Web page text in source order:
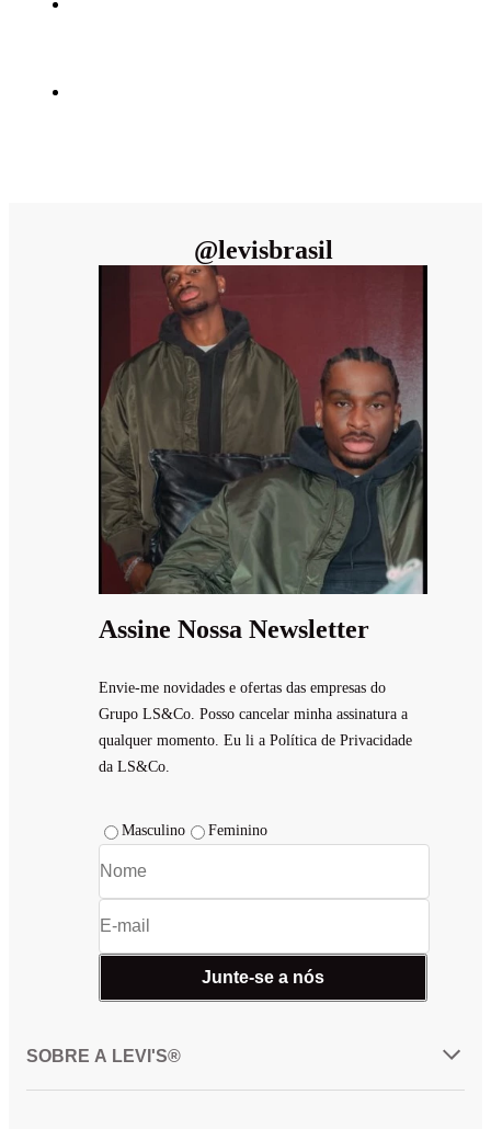
@levisbrasil
Assine Nossa Newsletter
Envie-me novidades e ofertas das empresas do
Grupo LS&Co. Posso cancelar minha assinatura a
qualquer momento. Eu li a Política de Privacidade
da LS&Co.
Masculino Feminino
Junte-se a nós
SOBRE A LEVI'S®